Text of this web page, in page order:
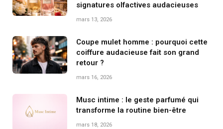
signatures olfactives audacieuses
mars 13, 2026
Coupe mulet homme : pourquoi cette
coiffure audacieuse fait son grand
retour ?
mars 16, 2026
Musc intime : le geste parfumé qui
transforme la routine bien-être
mars 18, 2026